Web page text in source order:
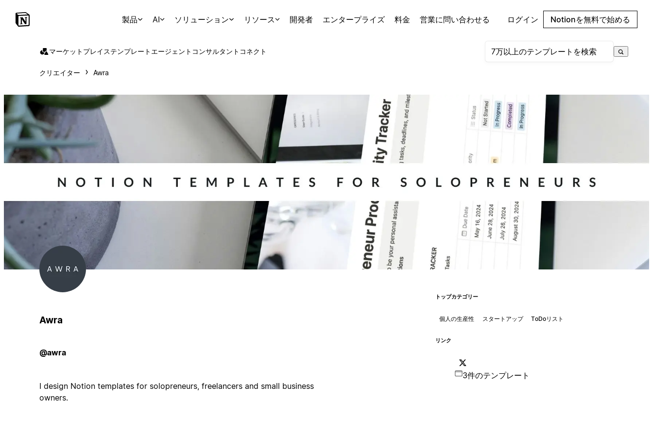
製品 AI ソリューション リソース 開発者 エンタープライズ 料金 営業に問い合わせる ログイン Notionを無料で始める
マーケットプレイステンプレート エージェント コンサルタント コネクト
クリエイター Awra
Awra
@awra
I design Notion templates for solopreneurs, freelancers and small business
owners.
トップカテゴリー
個人の生産性 スタートアップ ToDoリスト
リンク
3件のテンプレート